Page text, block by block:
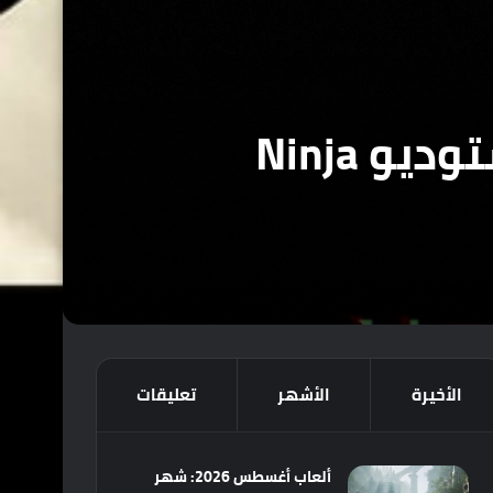
لعبة Hellblade III قيد التطوير بالفعل داخل استوديو Ninja
الأخيرة الأشهر تعليقات
ألعاب أغسطس 2026: شهر